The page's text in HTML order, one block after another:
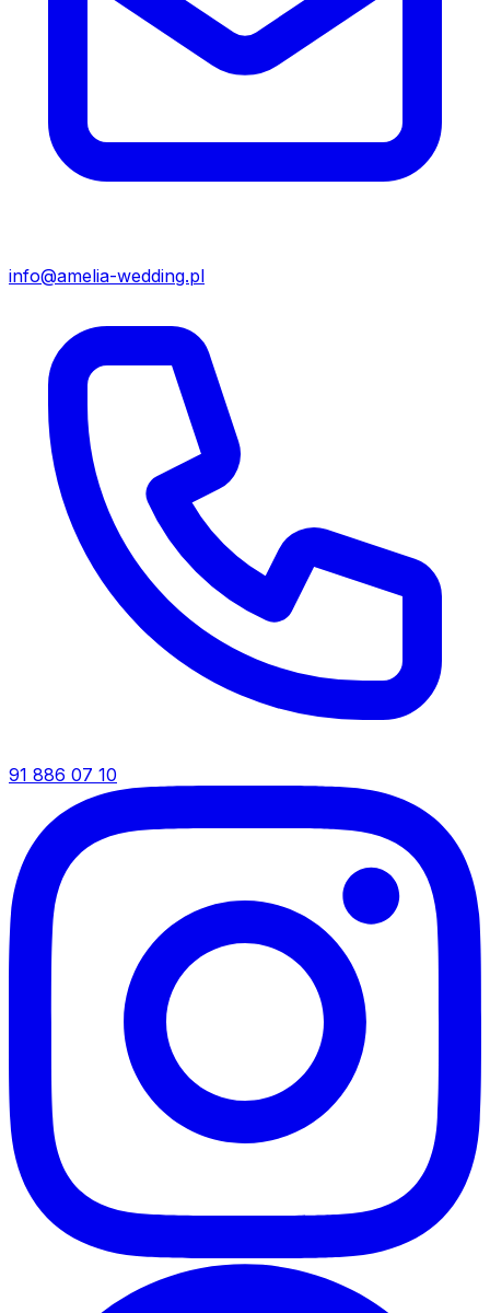
info@amelia-wedding.pl
91 886 07 10